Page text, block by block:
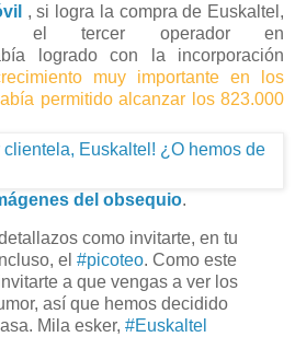
, si logra la compra de Euskaltel,
el tercer operador en
logrado con la incorporación
muy importante en los
permitido alcanzar los 823.000
del obsequio.
como invitarte, en tu
el #picoteo. Como este
a que vengas a ver los
así que hemos decidido
Mila esker, #Euskaltel